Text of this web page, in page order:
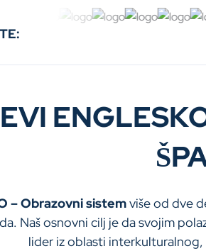
– Obrazovni sistemviše od dve
Naš osnovni cilj je da svojim
lider iz oblasti